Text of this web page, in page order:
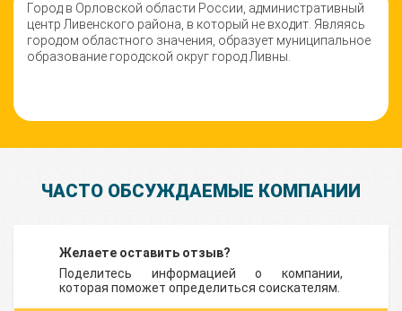
Город в Орловской области России, административный
центр Ливенского района, в который не входит. Являясь
городом областного значения, образует муниципальное
образование городской округ город Ливны.
ЧАСТО ОБСУЖДАЕМЫЕ КОМПАНИИ
Желаете оставить отзыв?
Поделитесь информацией о компании,
которая поможет определиться соискателям.